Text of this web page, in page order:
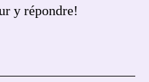
y répondre!